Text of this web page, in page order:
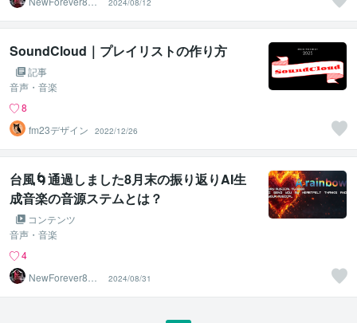
2024/08/12
SoundCloud｜プレイリストの作り方
記事
音声・音楽
8
fm23デザイン
2022/12/26
台風🌀通過しました8月末の振り返りAI生
成音楽の音源ステムとは？
コンテンツ
音声・音楽
4
NewForever80K
2024/08/31